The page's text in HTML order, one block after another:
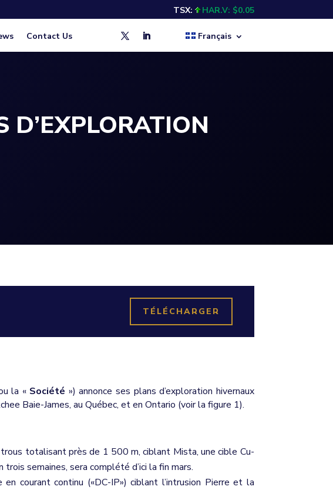
TSX: HAR.V: $0.05
Contact Us Français
D’EXPLORATION
TÉLÉCHARGER
la « Société ») annonce ses plans d’exploration hivernaux
Baie-James, au Québec, et en Ontario (voir la figure 1).
totalisant près de 1 500 m, ciblant Mista, une cible Cu-
trois semaines, sera complété d’ici la fin mars.
courant continu («DC-IP») ciblant l’intrusion Pierre et la